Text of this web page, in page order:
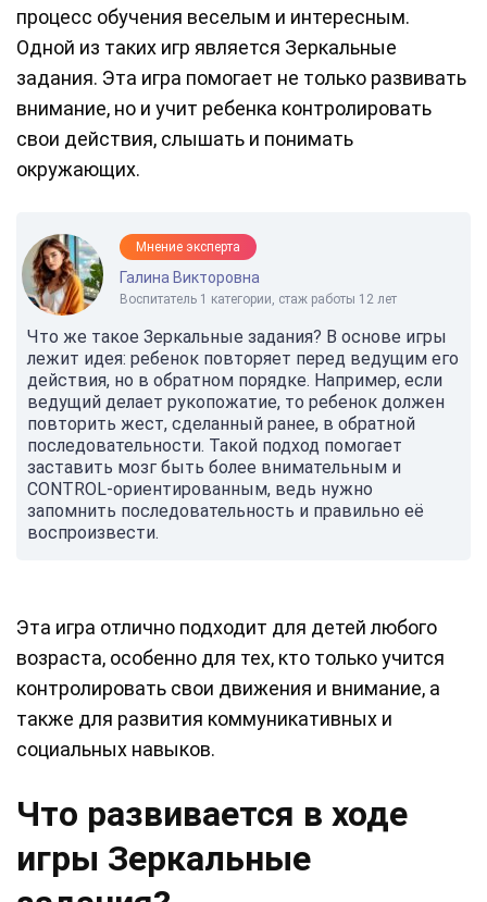
процесс обучения веселым и интересным.
Одной из таких игр является Зеркальные
задания. Эта игра помогает не только развивать
внимание, но и учит ребенка контролировать
свои действия, слышать и понимать
окружающих.
Мнение эксперта
Галина Викторовна
Воспитатель 1 категории, стаж работы 12 лет
Что же такое Зеркальные задания? В основе игры
лежит идея: ребенок повторяет перед ведущим его
действия, но в обратном порядке. Например, если
ведущий делает рукопожатие, то ребенок должен
повторить жест, сделанный ранее, в обратной
последовательности. Такой подход помогает
заставить мозг быть более внимательным и
CONTROL-ориентированным, ведь нужно
запомнить последовательность и правильно её
воспроизвести.
Эта игра отлично подходит для детей любого
возраста, особенно для тех, кто только учится
контролировать свои движения и внимание, а
также для развития коммуникативных и
социальных навыков.
Что развивается в ходе
игры Зеркальные